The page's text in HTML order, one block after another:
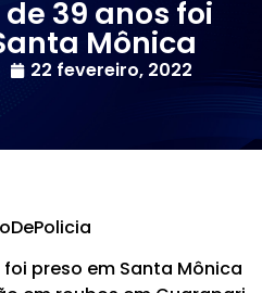
39 anos foi
Mônica
22 fevereiro, 2022
preso em Santa Mônica